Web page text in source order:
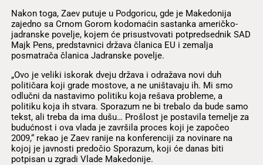
Nakon toga, Zaev putuje u Podgoricu, gde je Makedonija
zajedno sa Crnom Gorom kodomaćin sastanka američko-
jadranske povelje, kojem će prisustvovati potpredsednik SAD
Majk Pens, predstavnici država članica EU i zemalja
posmatrača članica Jadranske povelje.
„Ovo je veliki iskorak dveju država i odražava novi duh
političara koji grade mostove, a ne uništavaju ih. Mi smo
odlučni da nastavimo politiku koja rešava probleme, a
politiku koja ih stvara. Sporazum ne bi trebalo da bude samo
tekst, ali treba da ima dušu… Prošlost je postavila temelje za
budućnost i ova vlada je završila proces koji je započeo
2009,“ rekao je Zaev ranije na konferenciji za novinare na
kojoj je javnosti predočio Sporazum, koji će danas biti
potpisan u zgradi Vlade Makedonije.